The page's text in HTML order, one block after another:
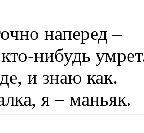
наперед –
нибудь
и знаю как.
я – маньяк.